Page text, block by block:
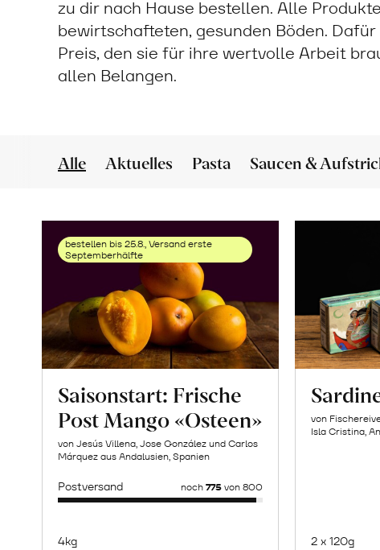
zu dir nach Hause bestellen. Alle
bewirtschafteten, gesunden Böden.
Preis, den sie für ihre wertvolle Arbeit
allen Belangen.
Alle Aktuelles Pasta Saucen &
bestellen bis 25.8., Versand erste
Septemberhälfte
Saisonstart: Frische
Post Mango «Osteen»
von Jesús Villena, Jose González und Carlos
Márquez aus Andalusien, Spanien
Postversand noch 775von 800
4kg
von
Isla Cristina,
2 x 120g